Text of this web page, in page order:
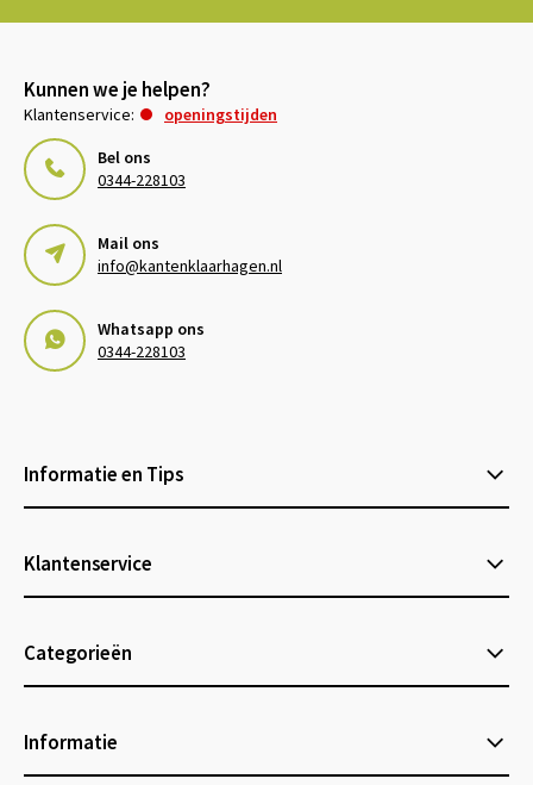
Kunnen we je helpen?
Klantenservice:
openingstijden
Bel ons
0344-228103
Mail ons
info@kantenklaarhagen.nl
Whatsapp ons
0344-228103
Informatie en Tips
Klantenservice
Categorieën
Informatie